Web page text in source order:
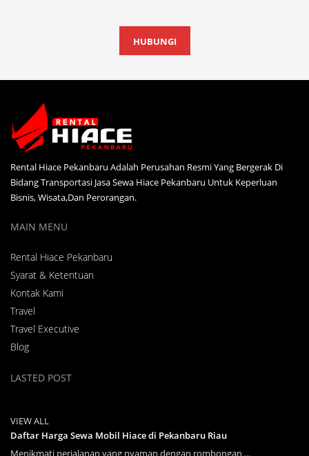
HUBUNGI
Rental Hiace Pekanbaru Adalah Perusahan Resmi Yang Bergerak Di
Bidang Transportasi Jasa Sewa Hiace Pekanbaru Untuk Keperluan
Bisnis, Wisata,Dan Perorangan.
MAIN MENU
Rental Hiace Pekanbaru
Syarat & Ketentuan
Kontak Kami
Travel
Travel Executive
Blog
LASTED POST
VIEW ALL
Daftar Harga Sewa Mobil Hiace di Pekanbaru Riau
Menikmati perjalanan yang nyaman dengan rombongan ...